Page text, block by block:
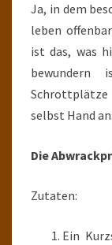
Ja, in dem
leben
ist das, was
selbst Hand an.
Die
Zutaten:
Ein